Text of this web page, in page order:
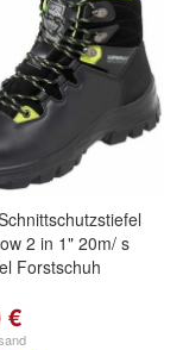
2 in 1" 20m/ s
Forstschuh
€